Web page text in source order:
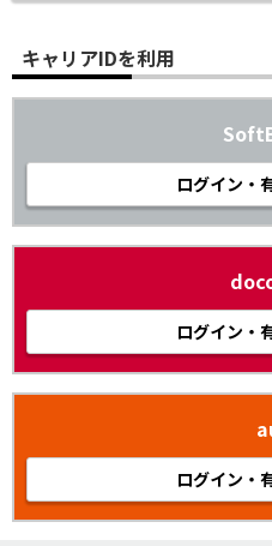
キャリアIDを利用
ログイン・
ログイン・
ログイン・